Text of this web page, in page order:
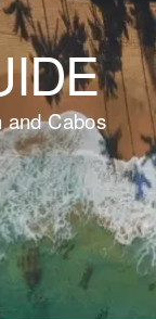
and Cabos